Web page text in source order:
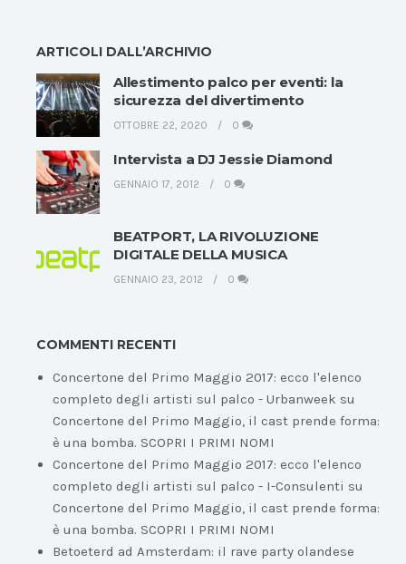
ARTICOLI DALL’ARCHIVIO
Allestimento palco per eventi: la
sicurezza del divertimento
OTTOBRE 22, 2020 0
Intervista a DJ Jessie Diamond
GENNAIO 17, 2012 0
BEATPORT, LA RIVOLUZIONE
DIGITALE DELLA MUSICA
GENNAIO 23, 2012 0
COMMENTI RECENTI
Concertone del Primo Maggio 2017: ecco l'elenco
completo degli artisti sul palco - Urbanweek su
Concertone del Primo Maggio, il cast prende forma:
è una bomba. SCOPRI I PRIMI NOMI
Concertone del Primo Maggio 2017: ecco l'elenco
completo degli artisti sul palco - I-Consulenti su
Concertone del Primo Maggio, il cast prende forma:
è una bomba. SCOPRI I PRIMI NOMI
Betoeterd ad Amsterdam: il rave party olandese